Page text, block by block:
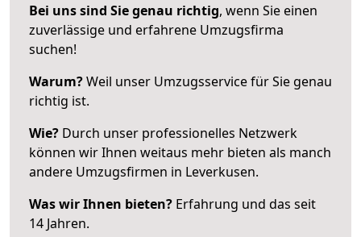
Bei uns sind Sie genau richtig, wenn Sie einen
zuverlässige und erfahrene Umzugsfirma
suchen!
Warum?Weil unser Umzugsservice für Sie genau
richtig ist.
Wie? Durch unser professionelles Netzwerk
können wir Ihnen weitaus mehr bieten als manch
andere Umzugsfirmen in Leverkusen.
Was wir Ihnen bieten? Erfahrung und das seit
14 Jahren.